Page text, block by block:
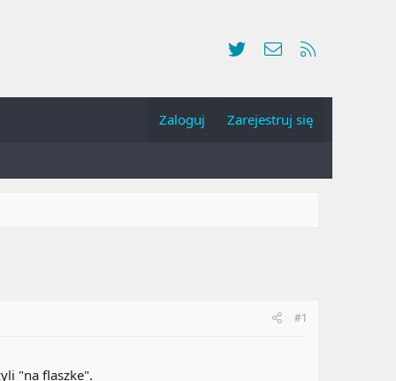
Twitter Kontakt
Zaloguj Zarejestruj się
#1
"na flaszke".